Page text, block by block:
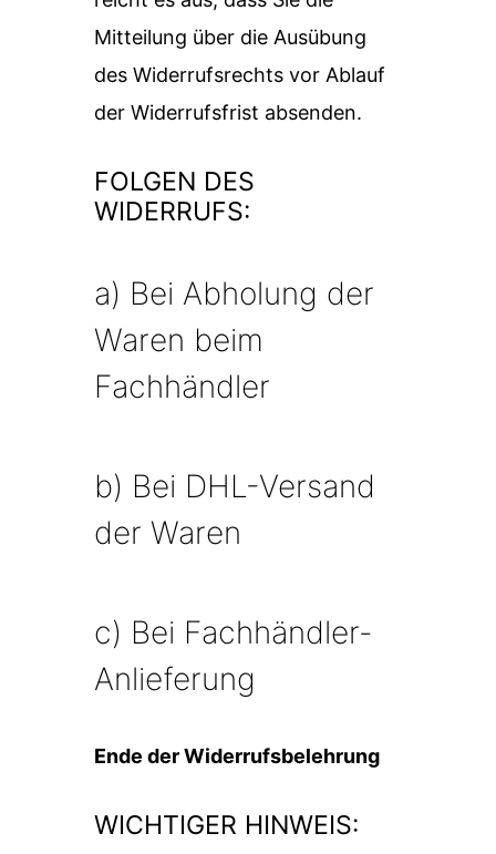
Mitteilung über die Ausübung
des Widerrufsrechts vor Ablauf
der Widerrufsfrist absenden.
FOLGEN DES
WIDERRUFS:
a) Bei Abholung der
Waren beim
Fachhändler
b) Bei DHL-Versand
der Waren
c) Bei Fachhändler-
Anlieferung
Ende der Widerrufsbelehrung
WICHTIGER HINWEIS: